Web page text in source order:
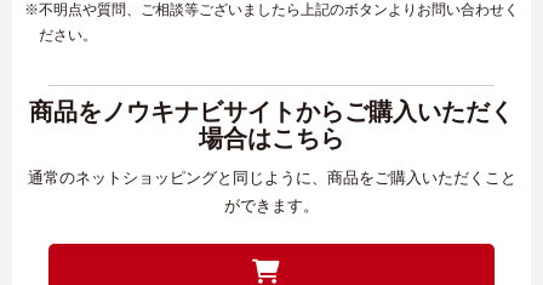
※不明点や質問、ご相談等ございましたら上記のボタンよりお問い合わせく
ださい。
商品をノウキナビサイトからご購入いただく
場合はこちら
通常のネットショッピングと同じように、商品をご購入いただくこと
ができます。